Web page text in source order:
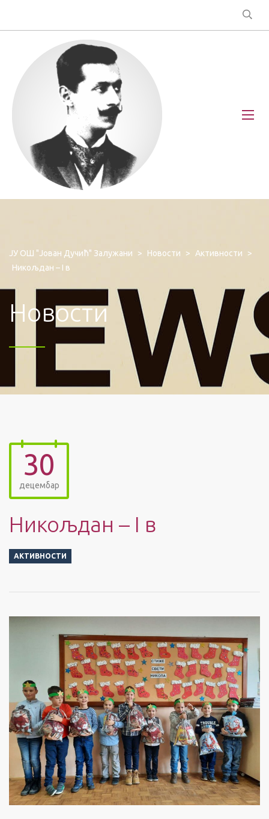
ЈУ ОШ "Јован Дучић" Залужани > Новости > Активности
>
Никољдан – I в
Новости
30
децембар
Никољдан – I в
АКТИВНОСТИ